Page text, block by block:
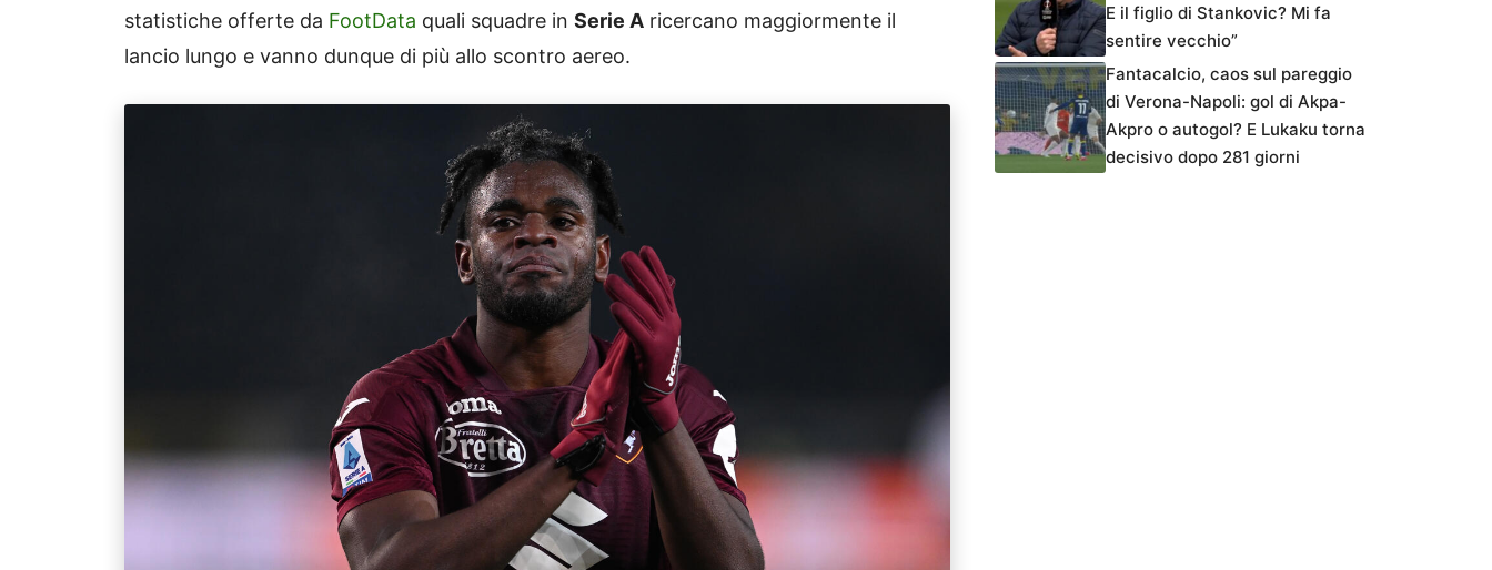
statistiche offerte da FootData quali squadre in Serie A ricercano maggiormente il
lancio lungo e vanno dunque di più allo scontro aereo.
E il figlio di Stankovic? Mi fa
sentire vecchio”
Fantacalcio, caos sul pareggio
di Verona-Napoli: gol di Akpa-
Akpro o autogol? E Lukaku torna
decisivo dopo 281 giorni